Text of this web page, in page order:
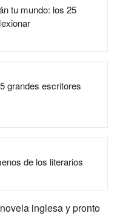
tu mundo: los 25
grandes escritores
de los literarios
inglesa y pronto